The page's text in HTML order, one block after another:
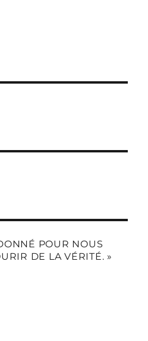
POUR NOUS
DE LA VÉRITÉ. »